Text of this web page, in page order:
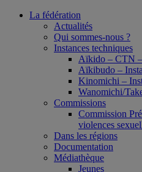
La fédération
Actualités
Qui sommes-nous ?
Instances techniques
Aïkido – CTN
Aïkibudo –
Kinomichi –
Wanomichi/
Commissions
Commission
violences
Dans les régions
Documentation
Médiathèque
Jeunes